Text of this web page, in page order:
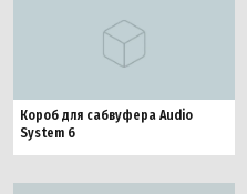
Короб для сабвуфера Audio
System 6